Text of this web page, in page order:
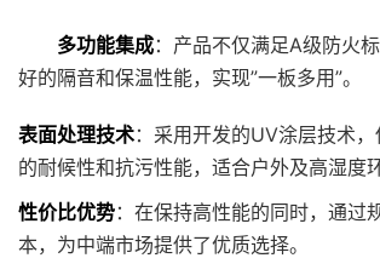
多功能集成：产品不仅满足A级防火
好的隔音和保温性能，实现”一板多用”。
表面处理技术：采用开发的UV涂层技术
的耐候性和抗污性能，适合户外及高湿度
性价比优势：在保持高性能的同时，通过
本，为中端市场提供了优质选择。